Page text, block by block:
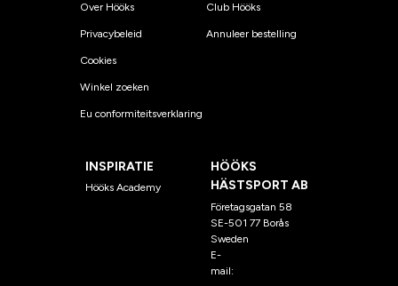
Over Hööks
Privacybeleid
Cookies
Winkel zoeken
Eu conformiteitsverklaring
Club Hööks
Annuleer bestelling
INSPIRATIE
Hööks Academy
HÖÖKS
HÄSTSPORT AB
Företagsgatan 58
SE-501 77 Borås
Sweden
E-
mail: